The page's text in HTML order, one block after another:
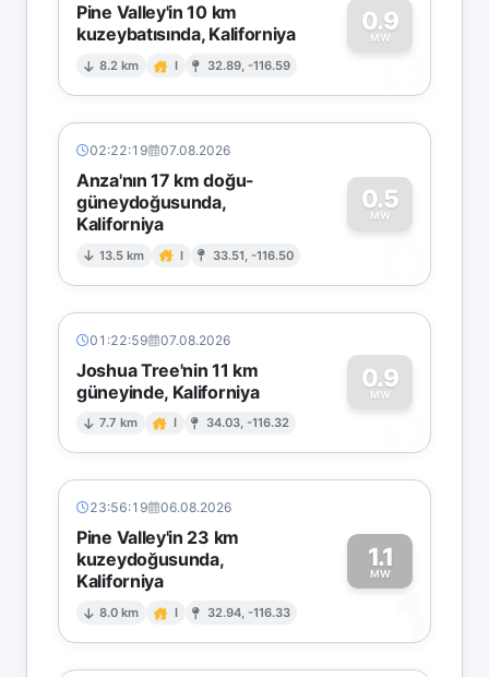
Pine Valley'in 10 km
kuzeybatısında, Kaliforniya
8.2 km I 32.89, -116.59
0.9
MW
0
02:22:19 07.08.2026
Anza'nın 17 km doğu-
güneydoğusunda,
Kaliforniya
13.5 km I 33.51, -116.50
0.5
MW
0
01:22:59 07.08.2026
Joshua Tree'nin 11 km
güneyinde, Kaliforniya
7.7 km I 34.03, -116.32
0.9
MW
0
23:56:19 06.08.2026
Pine Valley'in 23 km
kuzeydoğusunda,
Kaliforniya
8.0 km I 32.94, -116.33
1.1
MW
1